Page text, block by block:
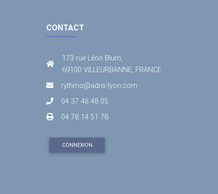
CONTACT
173 rue Léon Blum,
69100 VILLEURBANNE, FRANCE
rythmo@adris-lyon.com
04 37 48 48 05
04 78 14 51 78
CONNEXION